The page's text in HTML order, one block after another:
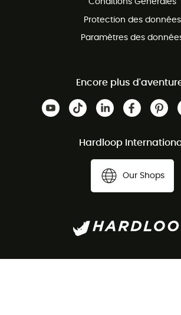
Conditions Générales
Protection des données
Paramètres des
Encore plus
Hardloop
Our Shops